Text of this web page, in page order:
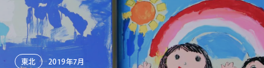
消し具
ブラッシュ（筆）
その他
採用情報
運営会社
東北 2019年7月